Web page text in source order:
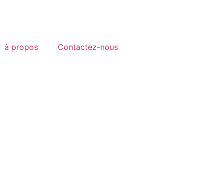
à propos Contactez-nous